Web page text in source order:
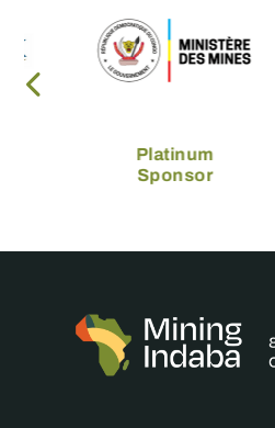
Platinum
Sponsor